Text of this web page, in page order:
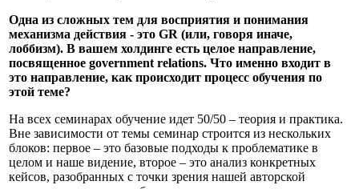
Одна из сложных тем для восприятия и понимания
механизма действия - это GR (или, говоря иначе,
лоббизм). В вашем холдинге есть целое направление,
посвященное government relations. Что именно входит в
это направление, как происходит процесс обучения по
этой теме?
На всех семинарах обучение идет 50/50 – теория и практика.
Вне зависимости от темы семинар строится из нескольких
блоков: первое – это базовые подходы к проблематике в
целом и наше видение, второе – это анализ конкретных
кейсов, разобранных с точки зрения нашей авторской